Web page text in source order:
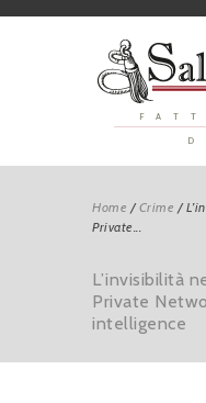
Home /Crime /
Private...
L’invisibilità
Private
intelligence